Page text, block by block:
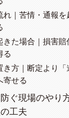
れ｜苦情・通報
きた場合｜損害
る
き方｜断定より「
寄せる
防ぐ現場のやり
工夫